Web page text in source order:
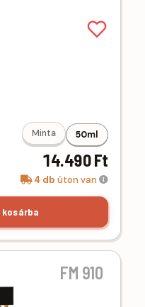
Minta 50ml
14.490 Ft
4 db úton van
FM 910